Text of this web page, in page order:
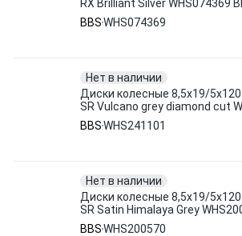
RX Brilliant Silver WHS074369
BBSWHS074369
Нет в наличии
Диски колесные 8,5x19/5x120
SR Vulcano grey diamond cut
BBS
BBSWHS241101
Нет в наличии
Диски колесные 8,5x19/5x120
SR Satin Himalaya Grey
BBSWHS200570